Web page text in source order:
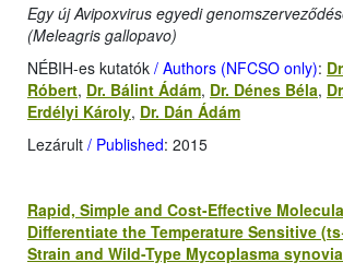
Egy új Avipoxvirus egyedi
(Meleagris gallopavo)
NÉBIH-es kutatók / Authors (NFCSO only):
Róbert, Dr. Bálint Ádám, Dr. Dénes Béla,
Erdélyi Károly, Dr. Dán Ádám
Lezárult / Published: 2015
Rapid, Simple and Cost-Effective
Differentiate the Temperature Sensitive
Strain and Wild-Type Mycoplasma